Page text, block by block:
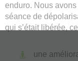
enduro. Nous
séance de
qui s’était libérée,
une